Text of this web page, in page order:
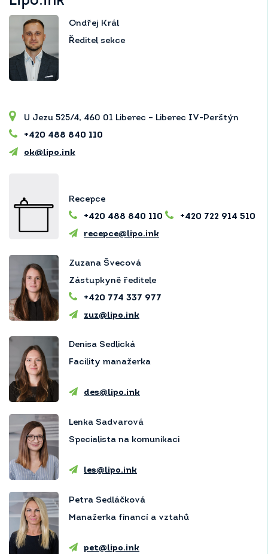
Ondřej Král
Ředitel sekce
U Jezu 525/4, 460 01 Liberec – Liberec IV-Perštýn
+420 488 840 110
ok@lipo.ink
Recepce
+420 488 840 110
+420 722 914 510
recepce@lipo.ink
Zuzana Švecová
Zástupkyně ředitele
+420 774 337 977
zuz@lipo.ink
Denisa Sedlická
Facility manažerka
des@lipo.ink
Lenka Sadvarová
Specialista na komunikaci
les@lipo.ink
Petra Sedláčková
Manažerka financí a vztahů
pet@lipo.ink